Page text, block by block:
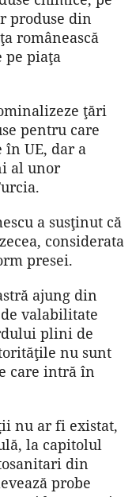
produse din
românească
pe piaţa
ţări
pentru care
UE, dar a
al unor
a susţinut că
considerata
presei.
ajung din
valabilitate
plini de
nu sunt
care intră în
nu ar fi existat,
la capitolul
din
probe